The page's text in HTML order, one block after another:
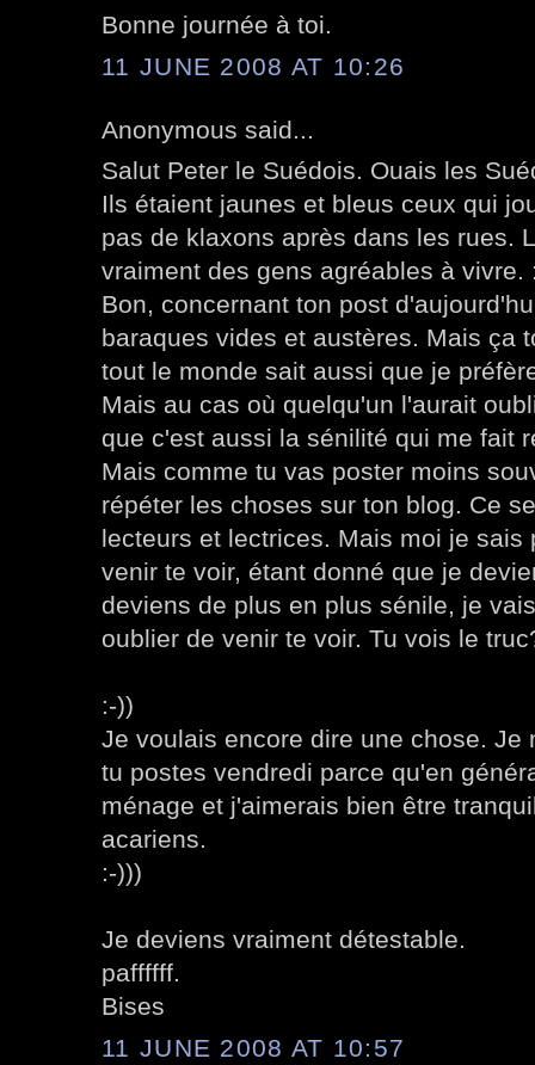
Bonne journée à toi.
11 JUNE 2008 AT 10:26
Anonymous said...
Salut Peter le Suédois. Ouais les
Ils étaient jaunes et bleus ceux qui
pas de klaxons après dans les rues.
vraiment des gens agréables à vivre.
Bon, concernant ton post
baraques vides et austères. Mais ça
tout le monde sait aussi que je
Mais au cas où quelqu'un l'aurait
que c'est aussi la sénilité qui me fait
Mais comme tu vas poster moins
répéter les choses sur ton blog. Ce
lecteurs et lectrices. Mais moi je sais
venir te voir, étant donné que je
deviens de plus en plus sénile, je
oublier de venir te voir. Tu vois le
:-))
Je voulais encore dire une chose. Je
tu postes vendredi parce qu'en
ménage et j'aimerais bien être
acariens.
:-)))
Je deviens vraiment détestable.
paffffff.
Bises
11 JUNE 2008 AT 10:57